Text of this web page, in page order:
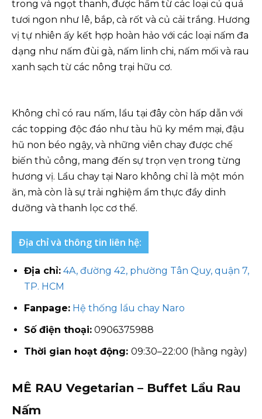
trong và ngọt thanh, được hầm từ các loại củ quả
tươi ngon như lê, bắp, cà rốt và củ cải trắng. Hương
vị tự nhiên ấy kết hợp hoàn hảo với các loại nấm đa
dạng như nấm đùi gà, nấm linh chi, nấm mối và rau
xanh sạch từ các nông trại hữu cơ.
Không chỉ có rau nấm, lẩu tại đây còn hấp dẫn với
các topping độc đáo như tàu hũ ky mềm mại, đậu
hũ non béo ngậy, và những viên chay được chế
biến thủ công, mang đến sự trọn vẹn trong từng
hương vị. Lẩu chay tại Naro không chỉ là một món
ăn, mà còn là sự trải nghiệm ẩm thực đầy dinh
dưỡng và thanh lọc cơ thể.
Địa chỉ và thông tin liên hệ:
Địa chỉ: 4A, đường 42, phường Tân Quy, quận 7,
TP. HCM
Fanpage: Hệ thống lẩu chay Naro
Số điện thoại: 0906375988
Thời gian hoạt động: 09:30–22:00 (hằng ngày)
MÊ RAU Vegetarian – Buffet Lẩu Rau
Nấm